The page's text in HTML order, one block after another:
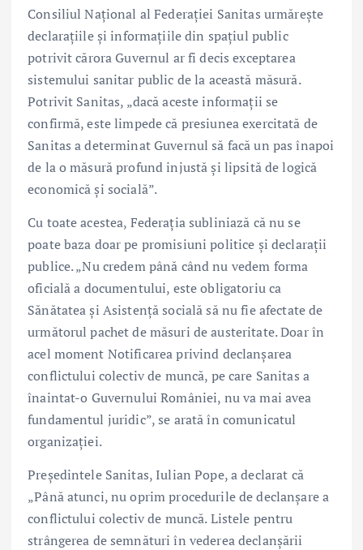
Consiliul Național al Federației Sanitas urmărește
declarațiile și informațiile din spațiul public
potrivit cărora Guvernul ar fi decis exceptarea
sistemului sanitar public de la această măsură.
Potrivit Sanitas, „dacă aceste informații se
confirmă, este limpede că presiunea exercitată de
Sanitas a determinat Guvernul să facă un pas înapoi
de la o măsură profund injustă și lipsită de logică
economică și socială”.
Cu toate acestea, Federația subliniază că nu se
poate baza doar pe promisiuni politice și declarații
publice. „Nu credem până când nu vedem forma
oficială a documentului, este obligatoriu ca
Sănătatea și Asistență socială să nu fie afectate de
următorul pachet de măsuri de austeritate. Doar în
acel moment Notificarea privind declanșarea
conflictului colectiv de muncă, pe care Sanitas a
înaintat-o Guvernului României, nu va mai avea
fundamentul juridic”, se arată în comunicatul
organizației.
Președintele Sanitas, Iulian Pope, a declarat că
„Până atunci, nu oprim procedurile de declanșare a
conflictului colectiv de muncă. Listele pentru
strângerea de semnături în vederea declanșării